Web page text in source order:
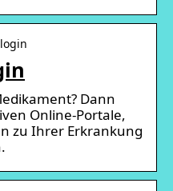
Dann
Online-Portale,
zu Ihrer Erkrankung